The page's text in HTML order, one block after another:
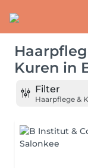
Kuren in
Filter
Haarpflege &